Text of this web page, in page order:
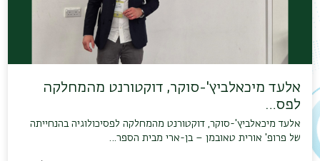
אלעד מיכאלביץ'-סוקר, דוקטורנט מהמחלקה
לפס…
אלעד מיכאלביץ'-סוקר, דוקטורנט מהמחלקה לפסיכולוגיה בהנחייתה
של פרופ' אורית טאובמן – בן-ארי מבית הספר…